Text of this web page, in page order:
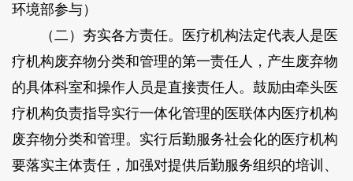
环境部参与）
（二）夯实各方责任。医疗机构法定代表人是医
疗机构废弃物分类和管理的第一责任人，产生废弃物
的具体科室和操作人员是直接责任人。鼓励由牵头医
疗机构负责指导实行一体化管理的医联体内医疗机构
废弃物分类和管理。实行后勤服务社会化的医疗机构
要落实主体责任，加强对提供后勤服务组织的培训、